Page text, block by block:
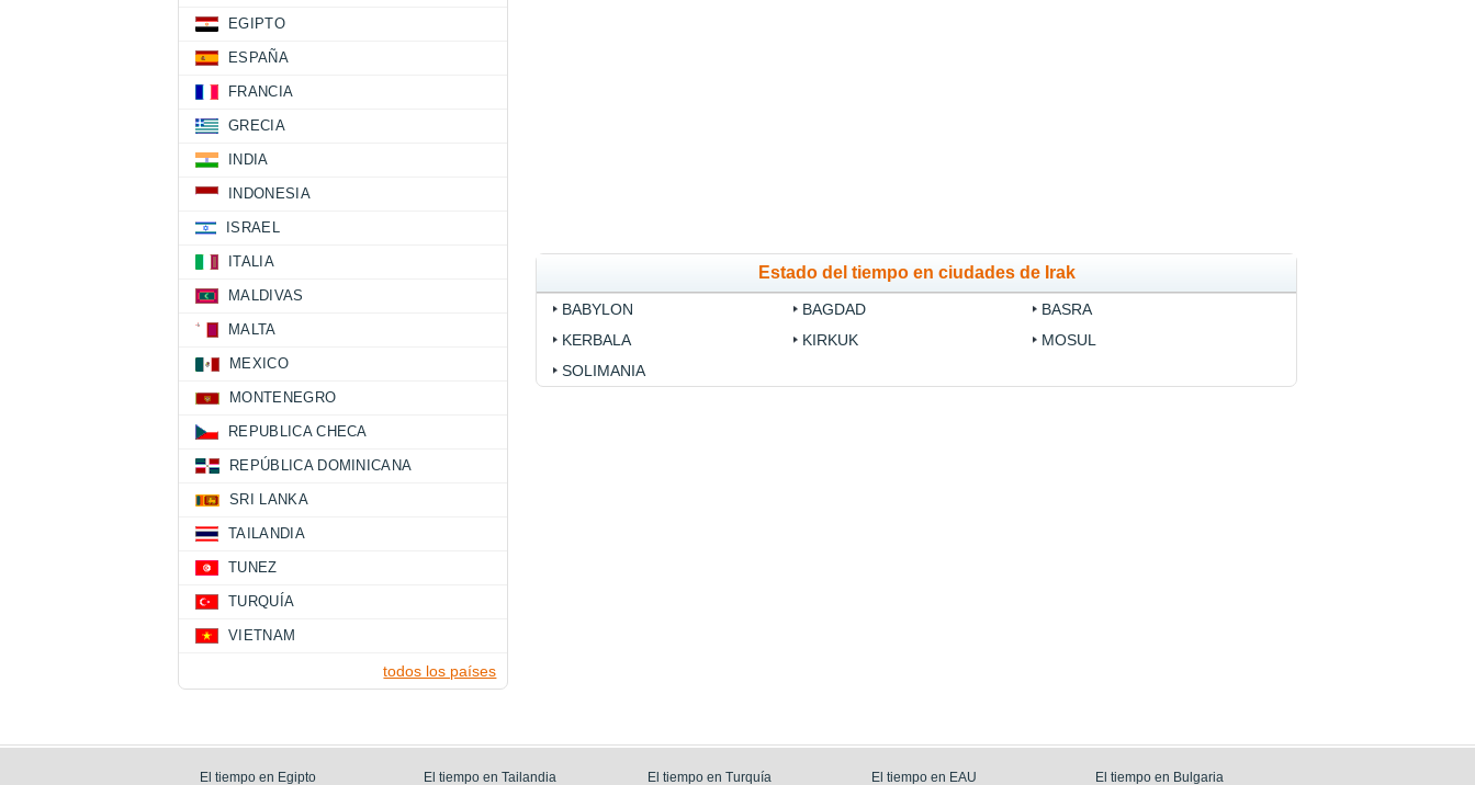
Estado del tiempo en ciudades de Irak
BABYLON BAGDAD
BASRA
KERBALA
KIRKUK
MOSUL
SOLIMANIA
EGIPTO
ESPAÑA
FRANCIA
GRECIA
INDIA
INDONESIA
ISRAEL
ITALIA
MALDIVAS
MALTA
MEXICO
MONTENEGRO
REPUBLICA CHECA
REPÚBLICA DOMINICANA
SRI LANKA
TAILANDIA
TUNEZ
TURQUÍA
VIETNAM
todos los países
El tiempo en Egipto El tiempo en Tailandia El tiempo en Turquía El tiempo en EAU El tiempo en Bulgaria